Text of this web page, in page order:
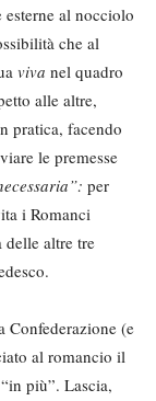
esterne al nocciolo
che al
viva nel quadro
alle altre,
pratica, facendo
le premesse
per
i Romanci
delle altre tre
Confederazione (e
al romancio il
più”. Lascia,